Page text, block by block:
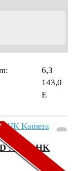
6,3
143,0
E
Navi AHK